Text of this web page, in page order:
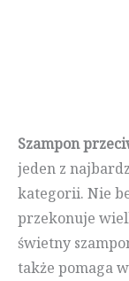
Szampon
jeden z
kategorii. Nie
przekonuje
świetny
także pomaga